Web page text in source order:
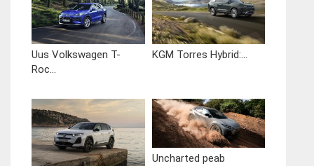
Uus Volkswagen T-
Roc...
KGM Torres Hybrid:...
Uncharted peab